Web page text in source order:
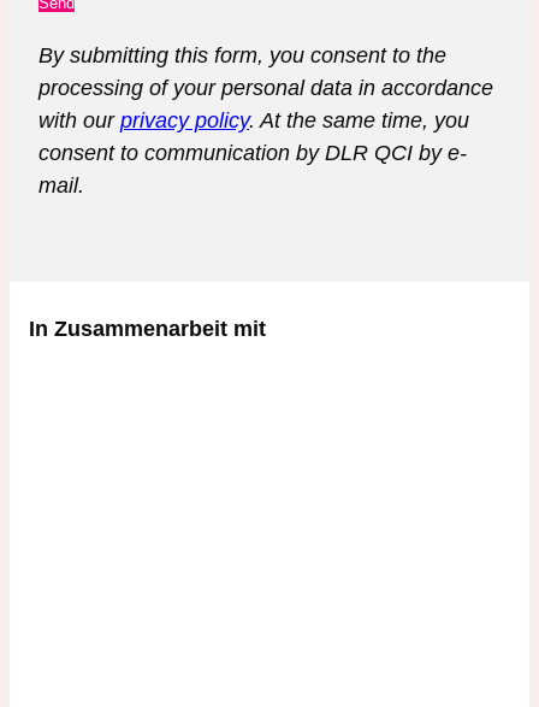
By submitting this form, you consent to the
processing of your personal data in accordance
with our privacy policy. At the same time, you
consent to communication by DLR QCI by e-
mail.
In Zusammenarbeit mit